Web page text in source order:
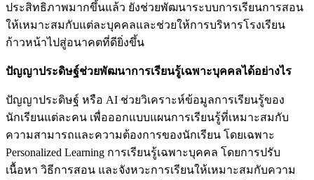
ประสิทธิภาพมากขึ้นแล้ว ยังช่วยพัฒนาระบบการเรียนการสอน
ให้เหมาะสมกับแต่ละบุคคลและช่วยให้การบริหารโรงเรียน
ก้าวหน้าไปสู่อนาคตที่ดียิ่งขึ้น
ปัญญาประดิษฐ์ช่วยพัฒนาการเรียนรู้เฉพาะบุคคลได้อย่างไร
ปัญญาประดิษฐ์ หรือ AI ช่วยวิเคราะห์ข้อมูลการเรียนรู้ของ
นักเรียนแต่ละคน เพื่อออกแบบแผนการเรียนรู้ที่เหมาะสมกับ
ความสามารถและความต้องการของนักเรียน โดยเฉพาะ
Personalized Learning การเรียนรู้เฉพาะบุคคล โดยการปรับ
เนื้อหา วิธีการสอน และจังหวะการเรียนให้เหมาะสมกับความ